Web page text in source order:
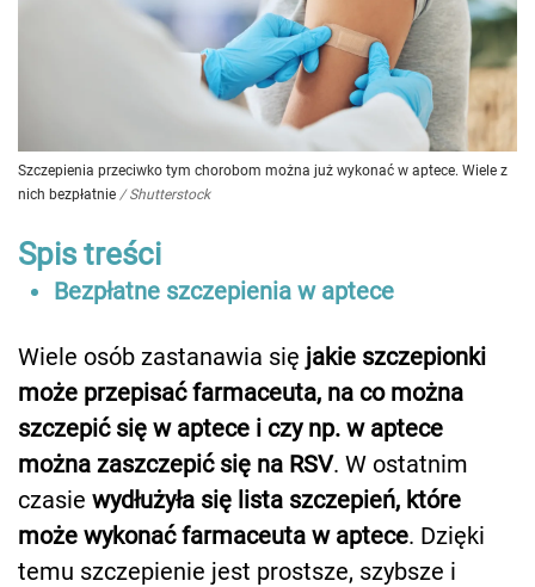
Szczepienia przeciwko tym chorobom można już wykonać w aptece. Wiele z
nich bezpłatnie / Shutterstock
Spis treści
Bezpłatne szczepienia w aptece
Wiele osób zastanawia się jakie szczepionki
może przepisać farmaceuta, na co można
szczepić się w aptece i czy np. w aptece
można zaszczepić się na RSV. W ostatnim
czasie wydłużyła się lista szczepień, które
może wykonać farmaceuta w aptece. Dzięki
temu szczepienie jest prostsze, szybsze i